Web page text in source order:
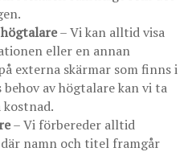
– Vi kan alltid visa
eller en annan
externa skärmar som finns i
av högtalare kan vi ta
– Vi förbereder alltid
namn och titel framgår